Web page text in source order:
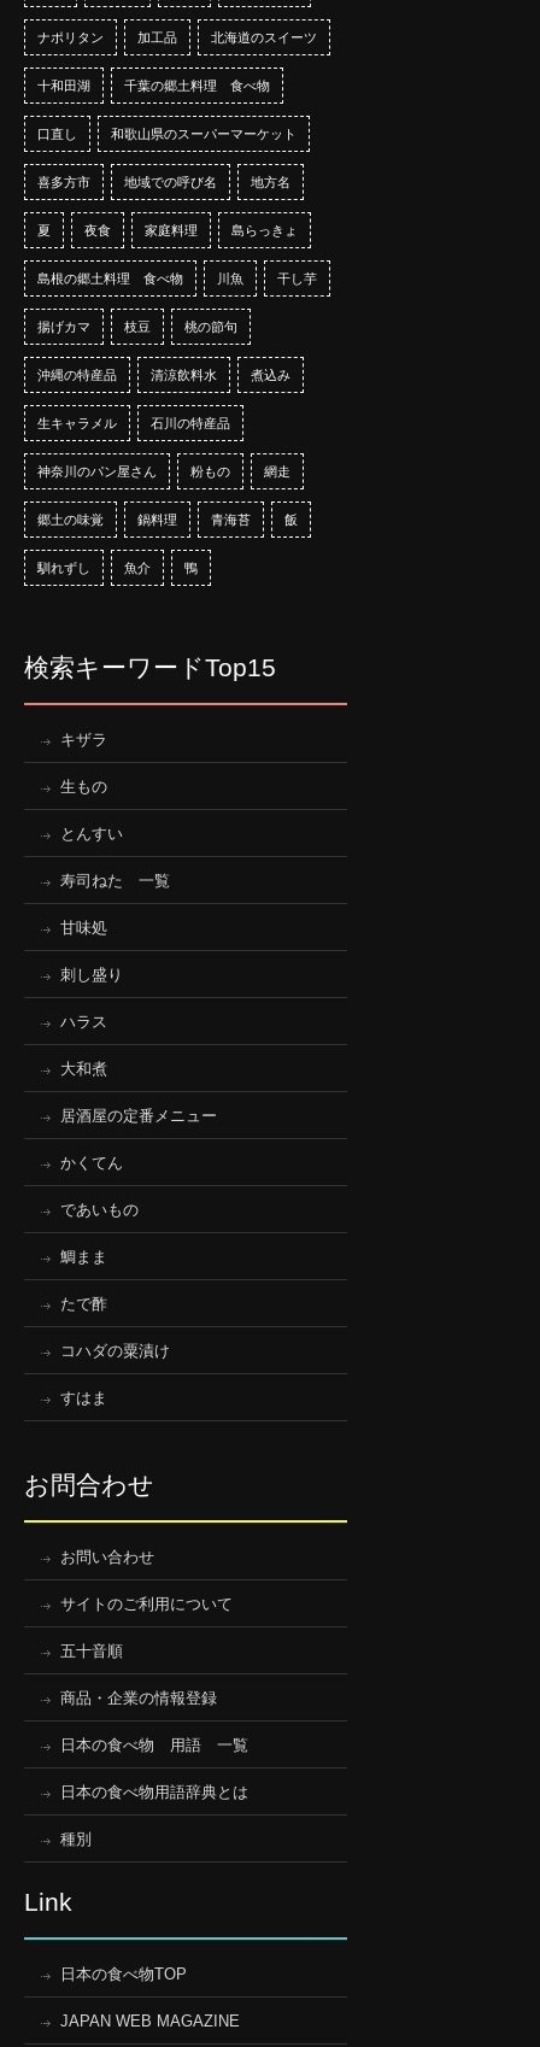
ナポリタン 加工品 北海道のスイーツ
十和田湖 千葉の郷土料理 食べ物
口直し 和歌山県のスーパーマーケット
喜多方市 地域での呼び名 地方名
夏 夜食 家庭料理 島らっきょ
島根の郷土料理 食べ物 川魚 干し芋
揚げカマ 枝豆 桃の節句
沖縄の特産品 清涼飲料水 煮込み
生キャラメル 石川の特産品
神奈川のパン屋さん 粉もの 網走
郷土の味覚 鍋料理 青海苔 飯
馴れずし 魚介 鴨
検索キーワードTop15
キザラ
生もの
とんすい
寿司ねた 一覧
甘味処
刺し盛り
ハラス
大和煮
居酒屋の定番メニュー
かくてん
であいもの
鯛まま
たで酢
コハダの粟漬け
すはま
お問合わせ
お問い合わせ
サイトのご利用について
五十音順
商品・企業の情報登録
日本の食べ物 用語 一覧
日本の食べ物用語辞典とは
種別
Link
日本の食べ物TOP
JAPAN WEB MAGAZINE